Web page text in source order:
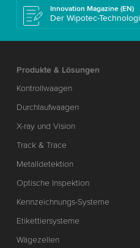
Innovation Magazine (EN)
Der Wipotec-
Produkte & Lösungen
Kontrollwaagen
Durchlaufwaagen
X-ray und Vision
Track & Trace
Metalldetektion
Optische Inspektion
Kennzeichnungs-Systeme
Etikettiersysteme
Wägezellen